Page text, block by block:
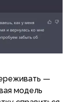
—
модель